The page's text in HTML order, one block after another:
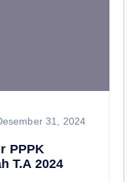
31, 2024
PPPK
T.A 2024